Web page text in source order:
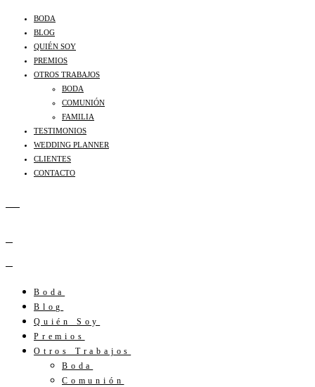
BODA
BLOG
QUIÉN SOY
PREMIOS
OTROS TRABAJOS
BODA
COMUNIÓN
FAMILIA
TESTIMONIOS
WEDDING PLANNER
CLIENTES
CONTACTO
Boda
Blog
Quién Soy
Premios
Otros Trabajos
Boda
Comunión